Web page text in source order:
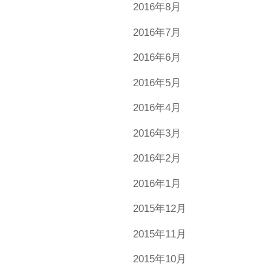
2016年8月
2016年7月
2016年6月
2016年5月
2016年4月
2016年3月
2016年2月
2016年1月
2015年12月
2015年11月
2015年10月